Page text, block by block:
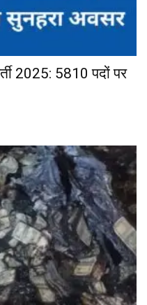
2025: 5810 पदों पर